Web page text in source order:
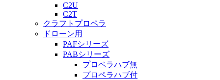
C2U
C2T
クラフトプロペラ
ドローン用
PAFシリーズ
PABシリーズ
プロペラハブ無
プロペラハブ付